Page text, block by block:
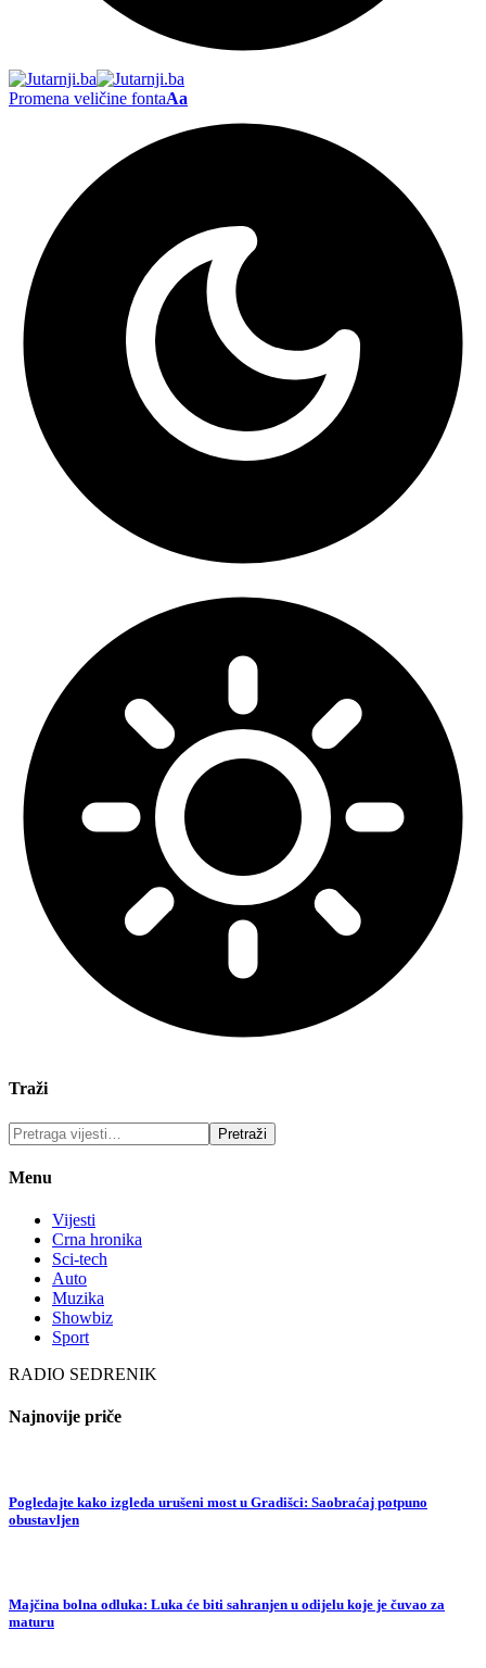
Promena veličine fontaAa
Traži
Menu
Vijesti
Crna hronika
Sci-tech
Auto
Muzika
Showbiz
Sport
RADIO SEDRENIK
Najnovije priče
Pogledajte kako izgleda urušeni most u Gradišci: Saobraćaj potpuno
obustavljen
Majčina bolna odluka: Luka će biti sahranjen u odijelu koje je čuvao za
maturu